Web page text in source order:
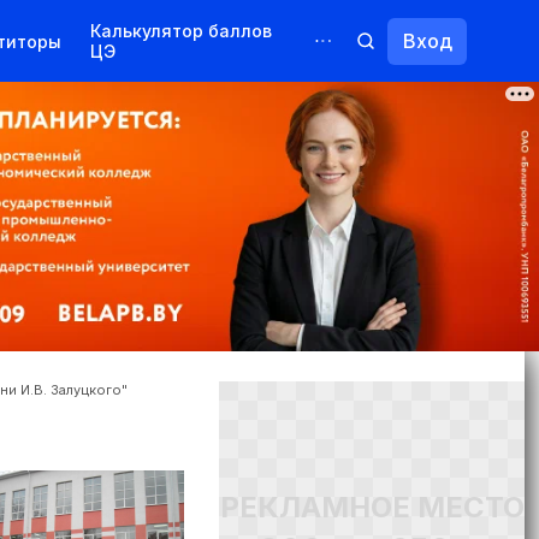
Калькулятор баллов
ЦЭ
Курсы
Переподготовка
Вход
И.В. Залуцкого"
РЕКЛАМНОЕ МЕСТО